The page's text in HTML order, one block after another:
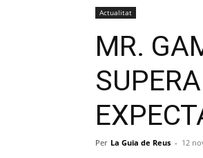
Actualitat
MR.
Per La Guia de Reus - 12